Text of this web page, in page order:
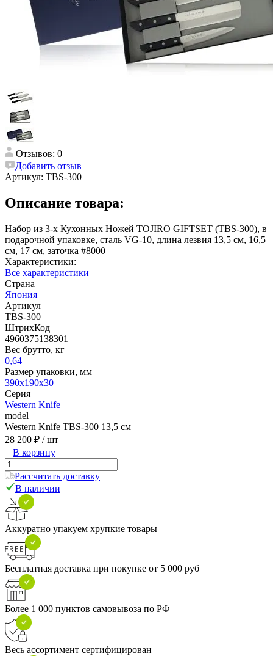
Отзывов: 0
Добавить отзыв
Артикул: TBS-300
Описание товара:
Набор из 3-х Кухонных Ножей TOJIRO GIFTSET (TBS-300), в
подарочной упаковке, сталь VG-10, длина лезвия 13,5 см, 16,5
см, 17 см, заточка #8000
Характеристики:
Все характеристики
Страна
Япония
Артикул
TBS-300
ШтрихКод
4960375138301
Вес брутто, кг
0,64
Размер упаковки, мм
390x190x30
Серия
Western Knife
model
Western Knife TBS-300 13,5 см
28 200 ₽ / шт
В корзину
Рассчитать доставку
В наличии
Аккуратно упакуем хрупкие товары
Бесплатная доставка при покупке от 5 000 руб
Более 1 000 пунктов самовывоза по РФ
Весь ассортимент сертифицирован